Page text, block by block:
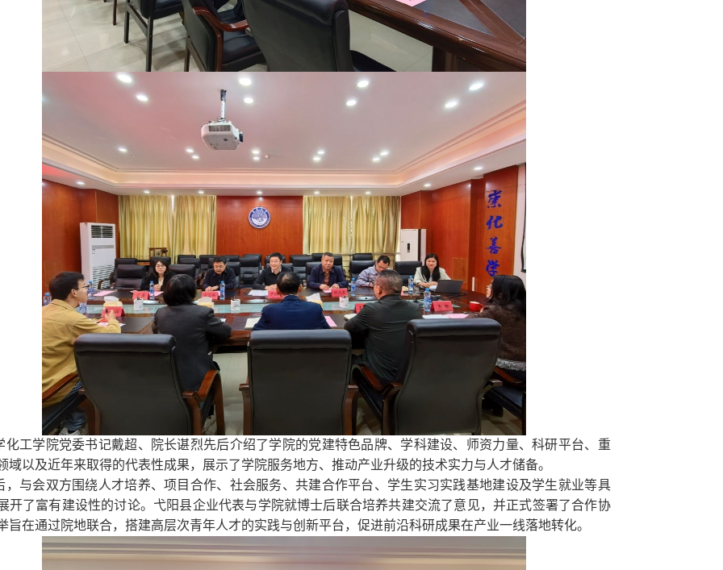
化工学院党委书记戴超、院长谌烈先后介绍了学院的党建特色品牌、学科建设、师资力量、科研平台、重
域以及近年来取得的代表性成果，展示了学院服务地方、推动产业升级的技术实力与人才储备。
，与会双方围绕人才培养、项目合作、社会服务、共建合作平台、学生实习实践基地建设及学生就业等具
开了富有建设性的讨论。弋阳县企业代表与学院就博士后联合培养共建交流了意见，并正式签署了合作协
旨在通过院地联合，搭建高层次青年人才的实践与创新平台，促进前沿科研成果在产业一线落地转化。